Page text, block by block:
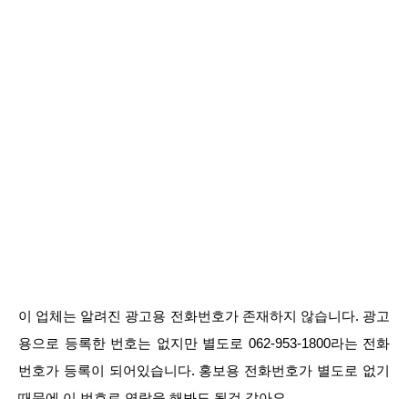
이 업체는 알려진 광고용 전화번호가 존재하지 않습니다. 광고
용으로 등록한 번호는 없지만 별도로 062-953-1800라는 전화
번호가 등록이 되어있습니다. 홍보용 전화번호가 별도로 없기